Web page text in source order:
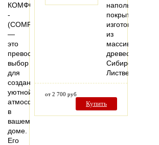
КОМФОРТ
-
(СOMFORT)
—
это
превосходный
выбор
для
создания
уютной
атмосферы
в
вашем
доме.
Его
напольное
покрытие,
изготовленное
из
массива
древесины
Сибирской
Лиственницы.
от 2 700 руб
Купить